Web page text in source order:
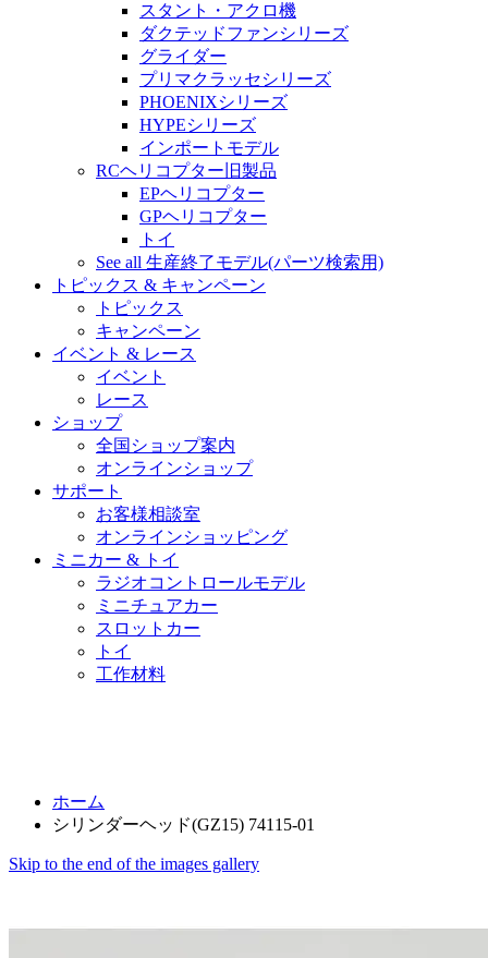
スタント・アクロ機
ダクテッドファンシリーズ
グライダー
プリマクラッセシリーズ
PHOENIXシリーズ
HYPEシリーズ
インポートモデル
RCヘリコプター旧製品
EPヘリコプター
GPヘリコプター
トイ
See all 生産終了モデル(パーツ検索用)
トピックス & キャンペーン
トピックス
キャンペーン
イベント & レース
イベント
レース
ショップ
全国ショップ案内
オンラインショップ
サポート
お客様相談室
オンラインショッピング
ミニカー & トイ
ラジオコントロールモデル
ミニチュアカー
スロットカー
トイ
工作材料
ホーム
シリンダーヘッド(GZ15) 74115-01
Skip to the end of the images gallery